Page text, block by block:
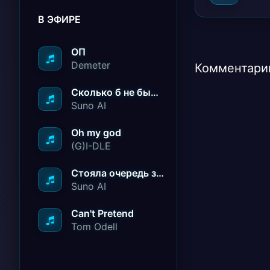
В ЭФИРЕ
ОП
Demeter
Сколько б не было вам лет не грустите
Suno AI
Oh my god
(G)I-DLE
Стояла очередь за радостью
Suno AI
Can't Pretend
Tom Odell